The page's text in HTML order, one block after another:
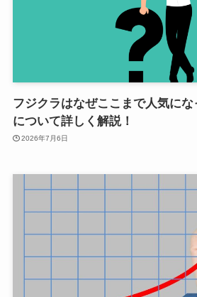
フジクラはなぜここまで人気に
について詳しく解説！
2026年7月6日